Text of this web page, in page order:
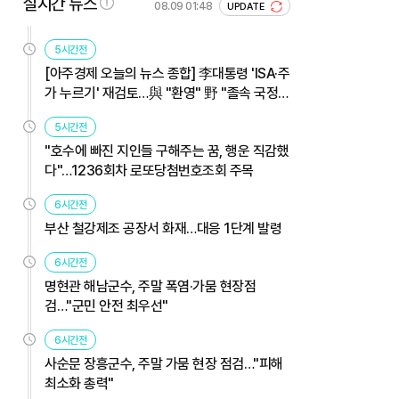
08.09 01:48 UPDATE
5시간전
[아주경제 오늘의 뉴스 종합] 李대통령 'ISA·주
가 누르기' 재검토…與 "환영" 野 "졸속 국정"
外
5시간전
"호수에 빠진 지인들 구해주는 꿈, 행운 직감했
다"…1236회차 로또당첨번호조회 주목
6시간전
부산 철강제조 공장서 화재…대응 1단계 발령
6시간전
명현관 해남군수, 주말 폭염·가뭄 현장점
검…"군민 안전 최우선"
6시간전
사순문 장흥군수, 주말 가뭄 현장 점검…"피해
최소화 총력"